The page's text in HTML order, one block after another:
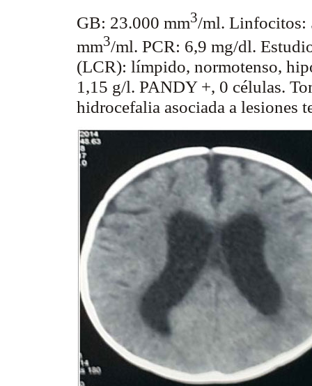
GB: 23.000 mm3/ml.
mm3/ml. PCR: 6,9 mg/dl.
(LCR): límpido, normotenso,
1,15 g/l. PANDY +, 0 células.
hidrocefalia asociada a lesiones